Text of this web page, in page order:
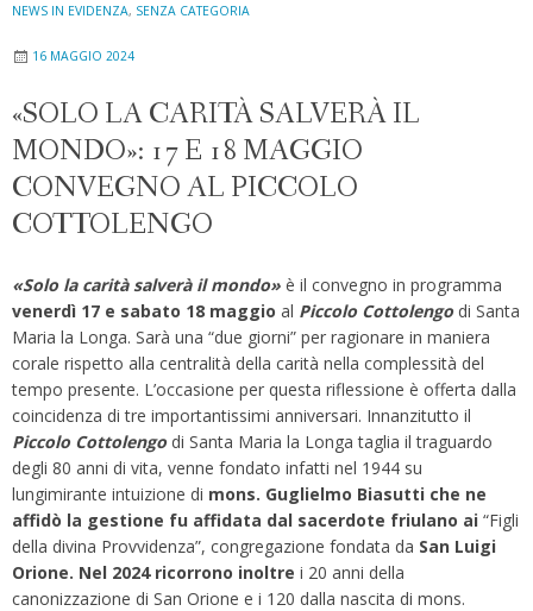
NEWS IN EVIDENZA, SENZA CATEGORIA
16 MAGGIO 2024
«SOLO LA CARITÀ SALVERÀ IL
MONDO»: 17 E 18 MAGGIO
CONVEGNO AL PICCOLO
COTTOLENGO
«Solo la carità salverà il mondo» è il convegno in programma
venerdì 17 e sabato 18 maggio al Piccolo Cottolengo di Santa
Maria la Longa. Sarà una “due giorni” per ragionare in maniera
corale rispetto alla centralità della carità nella complessità del
tempo presente. L’occasione per questa riflessione è offerta dalla
coincidenza di tre importantissimi anniversari. Innanzitutto il
Piccolo Cottolengo di Santa Maria la Longa taglia il traguardo
degli 80 anni di vita, venne fondato infatti nel 1944 su
lungimirante intuizione di mons. Guglielmo Biasutti che ne
affidò la gestione fu affidata dal sacerdote friulano ai “Figli
della divina Provvidenza”, congregazione fondata da San Luigi
Orione. Nel 2024 ricorrono inoltre i 20 anni della
canonizzazione di San Orione e i 120 dalla nascita di mons.